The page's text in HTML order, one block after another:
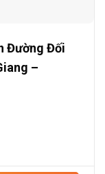
Đường Đối
–